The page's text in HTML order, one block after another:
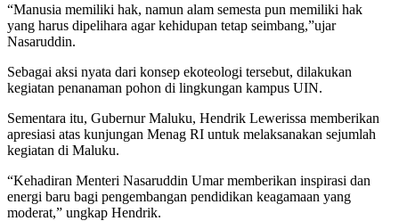
“Manusia memiliki hak, namun alam semesta pun memiliki hak
yang harus dipelihara agar kehidupan tetap seimbang,”ujar
Nasaruddin.
Sebagai aksi nyata dari konsep ekoteologi tersebut, dilakukan
kegiatan penanaman pohon di lingkungan kampus UIN.
Sementara itu, Gubernur Maluku, Hendrik Lewerissa memberikan
apresiasi atas kunjungan Menag RI untuk melaksanakan sejumlah
kegiatan di Maluku.
“Kehadiran Menteri Nasaruddin Umar memberikan inspirasi dan
energi baru bagi pengembangan pendidikan keagamaan yang
moderat,” ungkap Hendrik.